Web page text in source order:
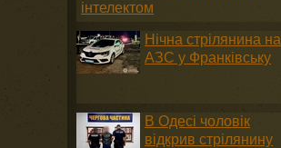
інтелектом
Нічна стрілянина на
АЗС у Франківську
В Одесі чоловік
відкрив стрілянину